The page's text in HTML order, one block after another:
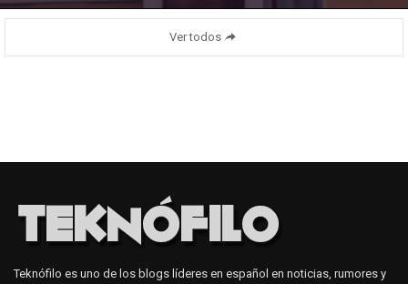
Ver todos
Teknófilo es uno de los blogs líderes en español en noticias, rumores y